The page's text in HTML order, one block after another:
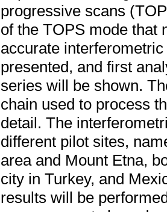
progressive scans
of the TOPS mode that
accurate
presented, and first
series will be shown.
chain used to process
detail. The
different pilot sites,
area and Mount Etna,
city in Turkey, and
results will be